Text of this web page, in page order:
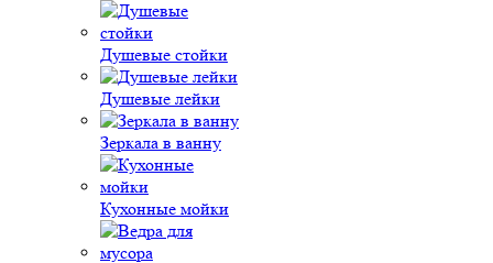
Душевые стойки
Душевые лейки
Зеркала в ванну
Кухонные мойки